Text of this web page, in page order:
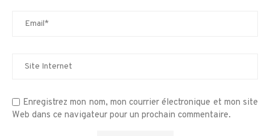
Enregistrez mon nom, mon courrier électronique et mon site
Web dans ce navigateur pour un prochain commentaire.